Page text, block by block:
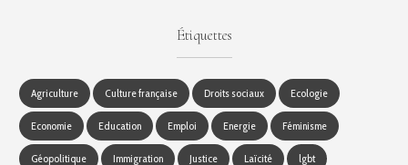
Étiquettes
Agriculture Culture française Droits sociaux Ecologie
Economie Education Emploi Energie Féminisme
Géopolitique Immigration Justice Laïcité lgbt